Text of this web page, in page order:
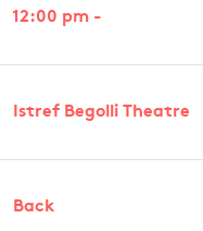
12:00 pm -
Istref Begolli Theatre
Back